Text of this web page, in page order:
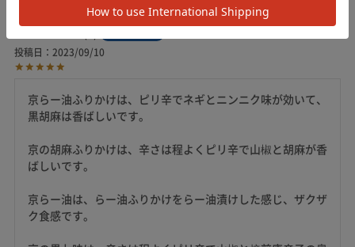
投稿日
2023/09/10
京らー油ふりかけは、ピリ辛でネギとニンニク味が効いて、
黒胡麻は香ばしいです。
京の胡麻ふりかけは、辛さは程よくピリ辛で山椒と胡麻が香
ばしいです。
京らー油は、らー油ふりかけをらー油漬けした感じ、ザクザ
ク食感です。